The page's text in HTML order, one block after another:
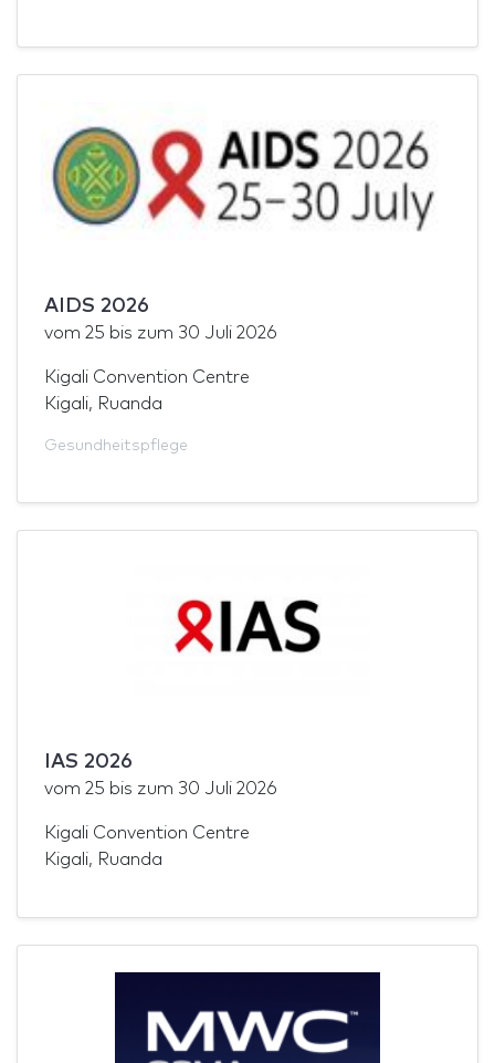
AIDS 2026
vom 25 bis zum 30 Juli 2026
Kigali Convention Centre
Kigali, Ruanda
Gesundheitspflege
IAS 2026
vom 25 bis zum 30 Juli 2026
Kigali Convention Centre
Kigali, Ruanda